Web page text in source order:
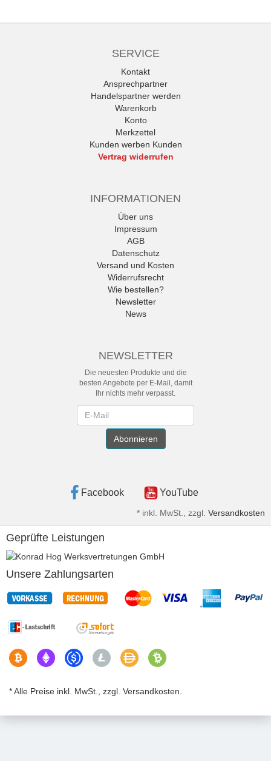
SERVICE
Kontakt
Ansprechpartner
Handelspartner werden
Warenkorb
Konto
Merkzettel
Kunden werben Kunden
Vertrag widerrufen
INFORMATIONEN
Über uns
Impressum
AGB
Datenschutz
Versand und Kosten
Widerrufsrecht
Wie bestellen?
Newsletter
News
NEWSLETTER
Die neuesten Produkte und die
besten Angebote per E-Mail, damit
Ihr nichts mehr verpasst.
Abonnieren
Facebook YouTube
* inkl. MwSt., zzgl. Versandkosten
Geprüfte Leistungen
Unsere Zahlungsarten
* Alle Preise inkl. MwSt., zzgl. Versandkosten.